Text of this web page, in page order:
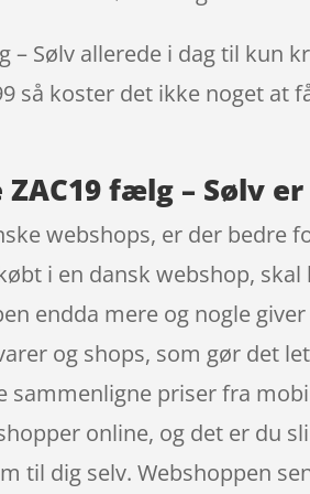
– Sølv allerede i dag til kun
så koster det ikke noget at
ZAC19 fælg – Sølv
webshops, er der bedre
i en dansk webshop,
endda mere og nogle
og shops, som gør det
sammenligne priser fra
online, og det er du
til dig selv. Webshoppen